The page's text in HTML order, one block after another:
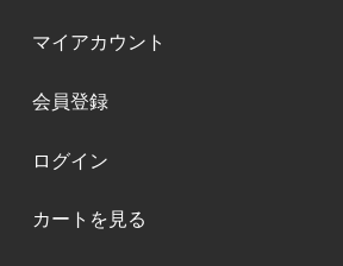
マイアカウント
会員登録
ログイン
カートを見る